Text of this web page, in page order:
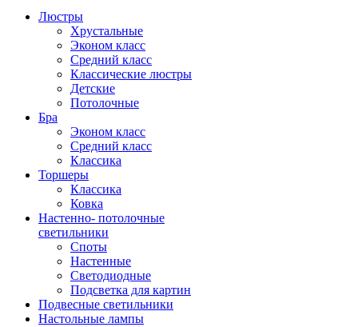
Люстры
Хрустальные
Эконом класс
Средний класс
Классические люстры
Детские
Потолочные
Бра
Эконом класс
Средний класс
Классика
Торшеры
Классика
Ковка
Настенно- потолочные
светильники
Споты
Настенные
Светодиодные
Подсветка для картин
Подвесные светильники
Настольные лампы